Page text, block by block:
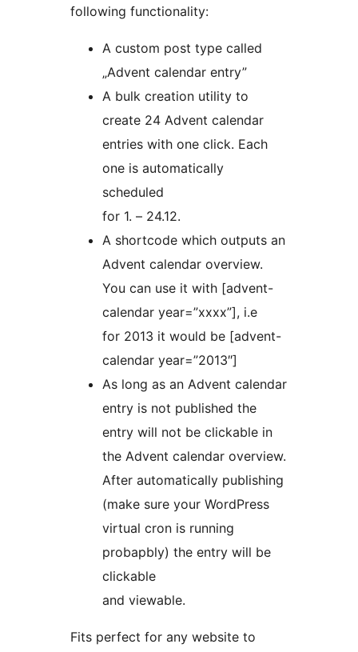
following functionality:
A custom post type called
„Advent calendar entry”
A bulk creation utility to
create 24 Advent calendar
entries with one click. Each
one is automatically
scheduled
for 1. – 24.12.
A shortcode which outputs an
Advent calendar overview.
You can use it with [advent-
calendar year=”xxxx”], i.e
for 2013 it would be [advent-
calendar year=”2013″]
As long as an Advent calendar
entry is not published the
entry will not be clickable in
the Advent calendar overview.
After automatically publishing
(make sure your WordPress
virtual cron is running
probapbly) the entry will be
clickable
and viewable.
Fits perfect for any website to